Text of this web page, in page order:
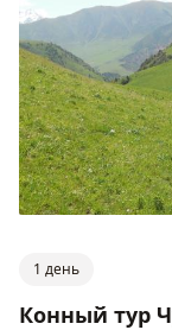
1 день
Конный тур